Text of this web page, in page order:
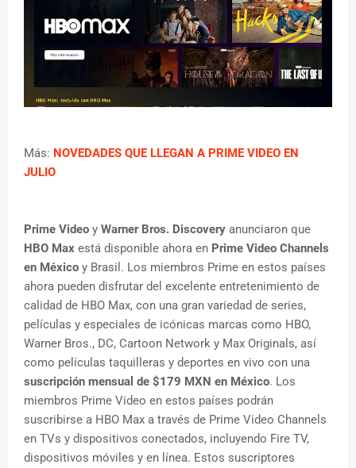
Más: NOVEDADES QUE LLEGAN A PRIME VIDEO EN
JULIO
Prime Video y Warner Bros. Discovery anunciaron que
HBO Max está disponible ahora en Prime Video Channels
en México y Brasil. Los miembros Prime en estos países
ahora pueden disfrutar del excelente entretenimiento de
calidad de HBO Max, con una gran variedad de series,
películas y especiales de icónicas marcas como HBO,
Warner Bros., DC, Cartoon Network y Max Originals, así
como películas taquilleras y deportes en vivo con una
suscripción mensual de $179 MXN en México. Los
miembros Prime Video en estos países podrán
suscribirse a HBO Max a través de Prime Video Channels
en TVs y dispositivos conectados, incluyendo Fire TV,
dispositivos móviles y en línea. Estos suscriptores